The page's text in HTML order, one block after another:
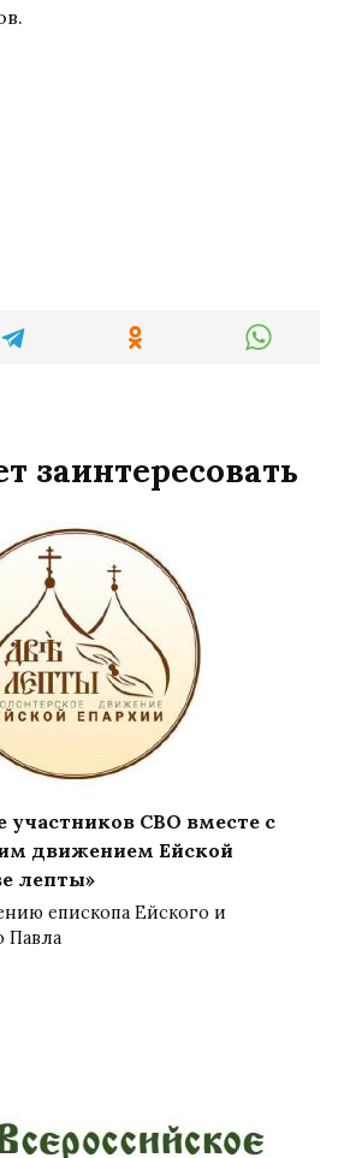
заинтересовать
СВО вместе с
движением Ейской
лепты»
епископа Ейского и
Павла